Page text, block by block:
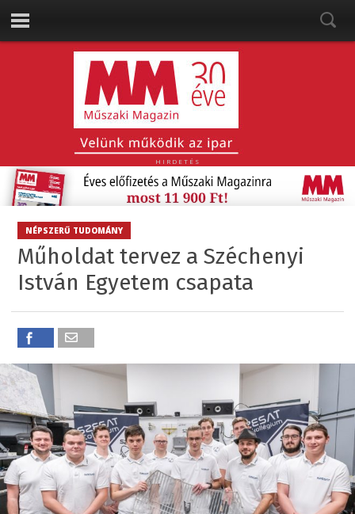
HIRDETÉS
NÉPSZERŰ TUDOMÁNY
Műholdat tervez a Széchenyi
István Egyetem csapata